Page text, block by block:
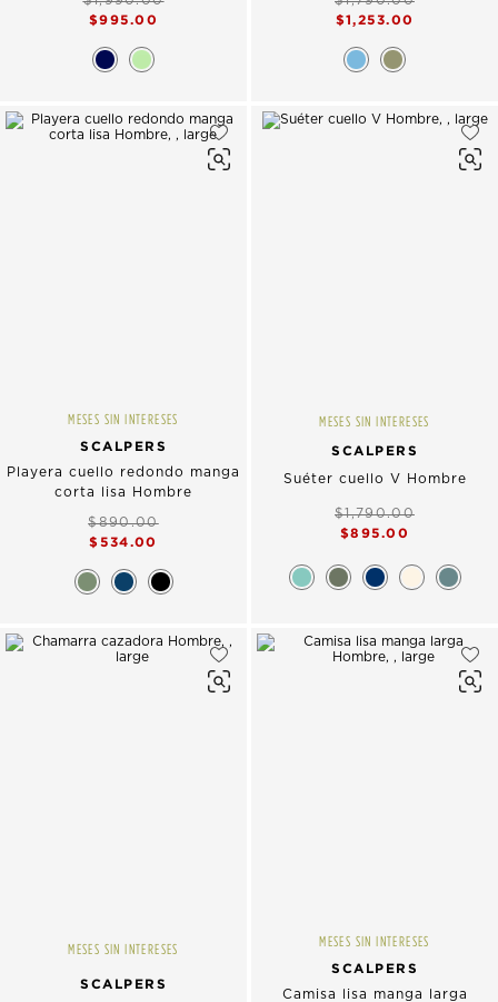
$995.00 $1,253.00
MESES SIN INTERESES
SCALPERS
Playera cuello redondo manga
corta lisa Hombre
$890.00
$534.00
MESES SIN INTERESES
SCALPERS
Suéter cuello V Hombre
$1,790.00
$895.00
MESES SIN INTERESES
SCALPERS
MESES SIN INTERESES
SCALPERS
Camisa lisa manga larga